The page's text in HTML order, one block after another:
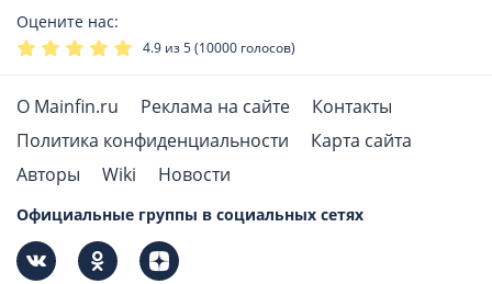
Оцените нас:
4.9 из 5 (10000 голосов)
О Mainfin.ru Реклама на сайте
Контакты
Политика конфиденциальности
Карта сайта
Авторы
Wiki Новости
Официальные группы в социальных сетях